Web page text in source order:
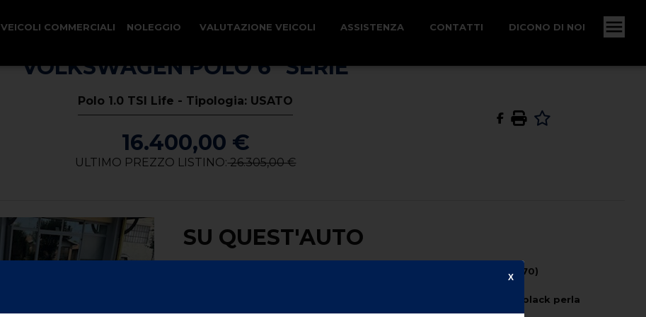
VEICOLI COMMERCIALI NOLEGGIO VALUTAZIONE VEICOLI ASSISTENZA CONTATTI DICONO DI NOI
VOLKSWAGEN POLO 6ª SERIE
Polo 1.0 TSI Life - Tipologia: USATO
16.400,00 €
ULTIMO PREZZO LISTINO:26.305,00 €
SU QUEST'AUTO
95 (70)
deep black perla
X